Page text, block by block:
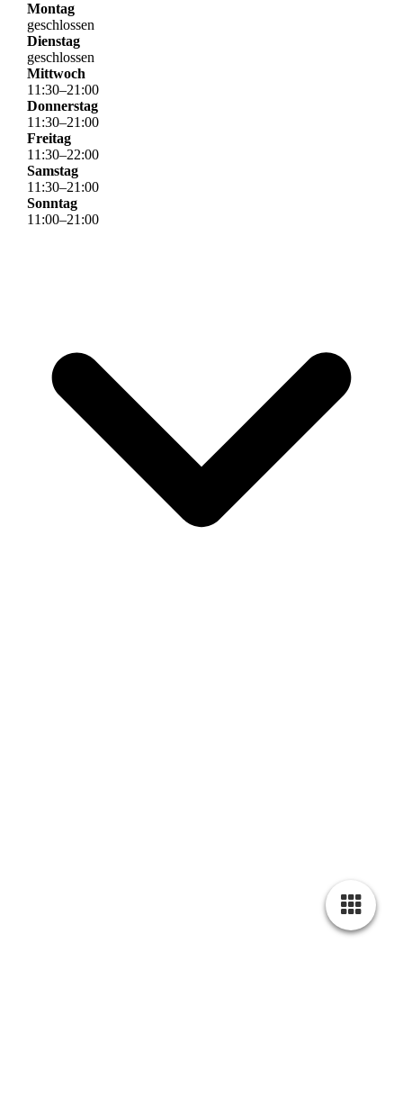
Montag
geschlossen
Dienstag
geschlossen
Mittwoch
11 :30–21 :00
Donnerstag
11 :30–21 :00
Freitag
11 :30–22:00
Samstag
11 :30–21 :00
Sonntag
11 :00–21 :00